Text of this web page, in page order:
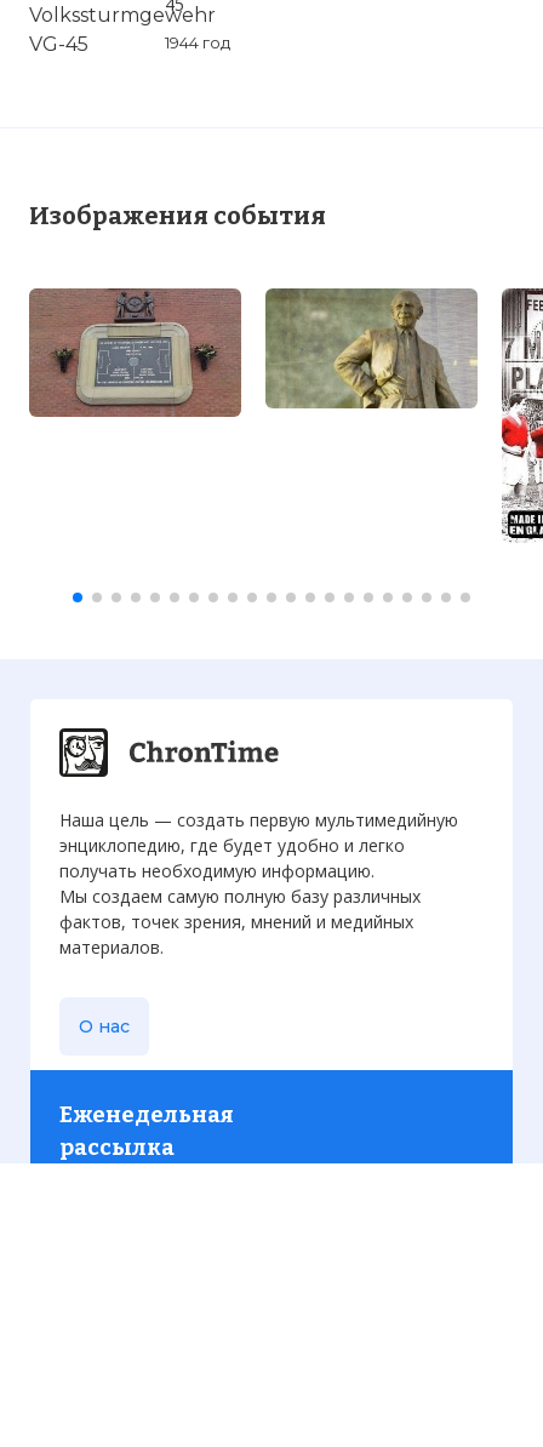
1944 год
Изображения события
Наша цель — создать первую мультимедийную
энциклопедию, где будет удобно и легко
получать необходимую информацию.
Мы создаем самую полную базу различных
фактов, точек зрения, мнений и медийных
материалов.
О нас
Еженедельная
рассылка